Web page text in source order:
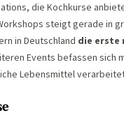
die Kochkurse
steigt gerade in
in Deutschland die erste
Events befassen sich
Lebensmittel